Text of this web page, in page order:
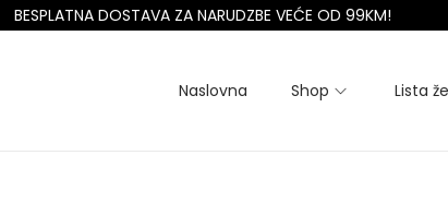
BESPLATNA DOSTAVA ZA NARUDZBE VEĆE OD 99KM!
Naslovna Shop Lista